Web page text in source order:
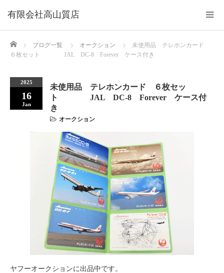
Home ブログ一覧 オークション
未使用品 テレホンカード
６枚セット JAL DC-8 Forever ケース付き
2025
16
Jan
未使用品 テレホンカード ６枚セッ
ト JAL DC-8 Forever ケース付
き
オークション
ヤフーオークションに出品中です。